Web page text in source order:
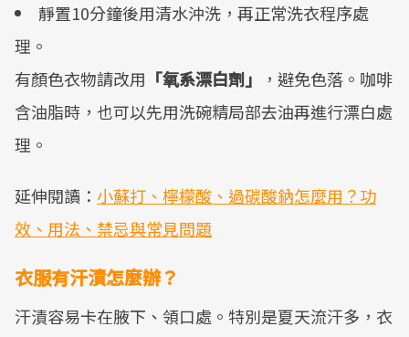
靜置10分鐘後用清水沖洗，再正常洗衣程序處
理。
有顏色衣物請改用 「氧系漂白劑」
，避免色落。咖啡
含油脂時，也可以先用洗碗精局部去油再進行漂白處
理。
延伸閱讀： 小蘇打、檸檬酸、過碳酸鈉怎麼用？功
效、用法、禁忌與常見問題
衣服有汗漬怎麼辦？
汗漬容易卡在腋下、領口處。特別是夏天流汗多，衣